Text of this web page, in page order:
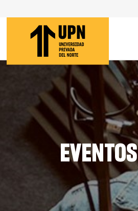
contenido
principal
EVENTOS